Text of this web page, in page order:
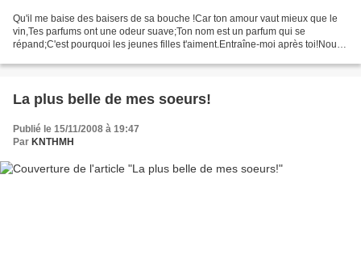
Qu'il me baise des baisers de sa bouche !Car ton amour vaut mieux que le
vin,Tes parfums ont une odeur suave;Ton nom est un parfum qui se
répand;C'est pourquoi les jeunes filles t'aiment.Entraîne-moi après toi!Nous
La plus belle de mes soeurs!
Publié le 15/11/2008 à 19:47
Par KNTHMH